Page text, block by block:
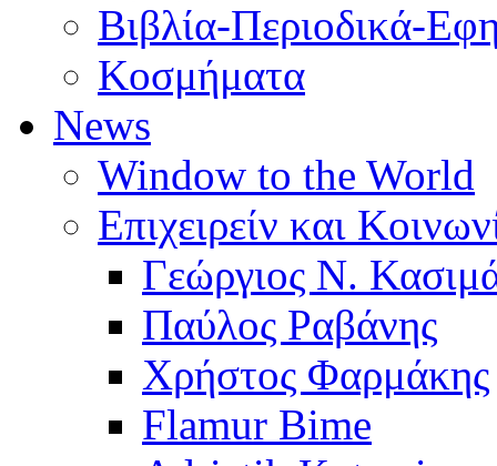
Βιβλία-Περιοδικά-
Κοσμήματα
News
Window to the World
Επιχειρείν και
Γεώργιος Ν.
Παύλος Ραβάνης
Χρήστος Φαρμάκης
Flamur Bime